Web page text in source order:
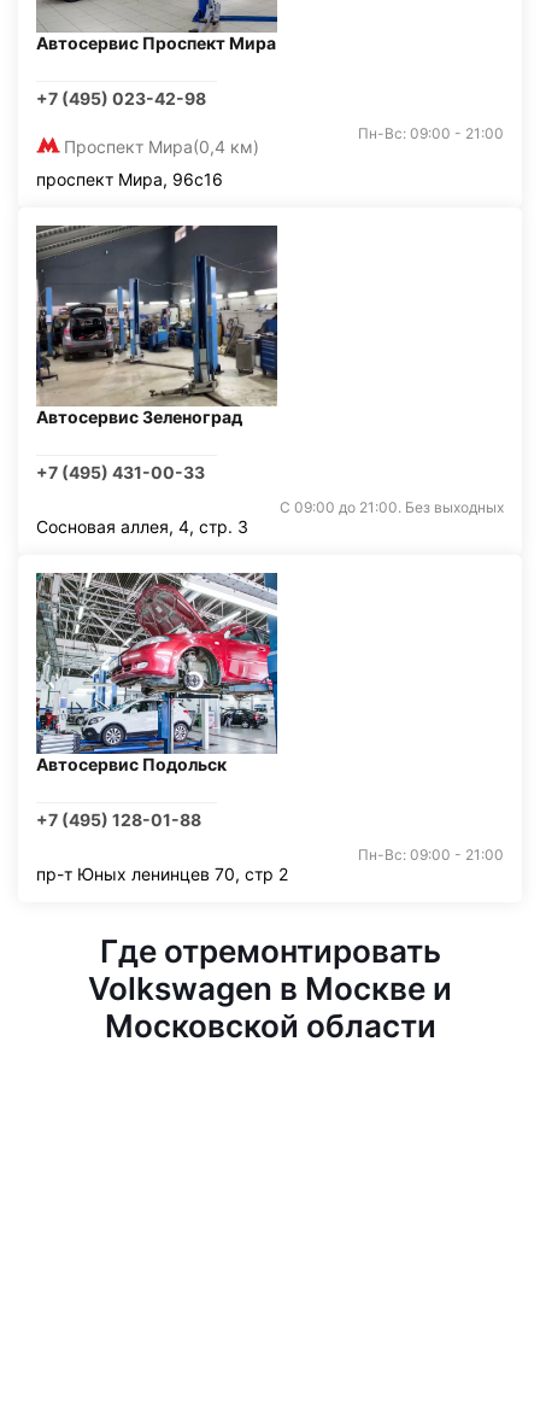
Автосервис Проспект Мира
+7 (495) 023-42-98
Проспект Мира(0,4 км)
Пн-Вс: 09:00 - 21:00
проспект Мира, 96с16
Автосервис Зеленоград
+7 (495) 431-00-33
С 09:00 до 21:00. Без выходных
Сосновая аллея, 4, стр. 3
Автосервис Подольск
+7 (495) 128-01-88
Пн-Вс: 09:00 - 21:00
пр-т Юных ленинцев 70, стр 2
Где отремонтировать
Volkswagen в Москве и
Московской области